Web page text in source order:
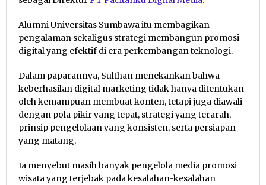
Alumni Universitas Sumbawa itu membagikan
pengalaman sekaligus strategi membangun promosi
digital yang efektif di era perkembangan teknologi.
Dalam paparannya, Sulthan menekankan bahwa
keberhasilan digital marketing tidak hanya ditentukan
oleh kemampuan membuat konten, tetapi juga diawali
dengan pola pikir yang tepat, strategi yang terarah,
prinsip pengelolaan yang konsisten, serta persiapan
yang matang.
Ia menyebut masih banyak pengelola media promosi
wisata yang terjebak pada kesalahan-kesalahan